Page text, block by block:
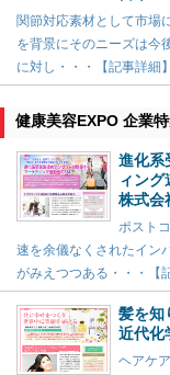
関節対応素材として市場
を背景にそのニーズは今
に対し・・・【記事詳細】
健康美容EXPO 企業
進化系
ィング
株式会
ポスト
速を余儀なくされたイン
がみえつつある・・・【
髪を知
近代化
ヘアケ